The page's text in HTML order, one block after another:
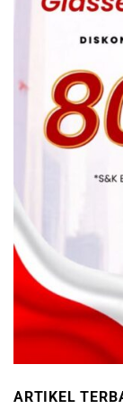
ARTIKEL